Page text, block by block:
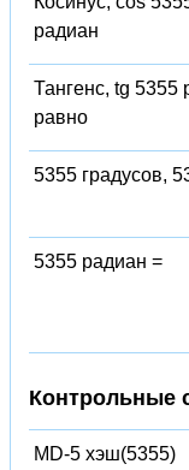
радиан
Тангенс, tg 5355
равно
5355 градусов,
5355 радиан =
Контрольные
MD-5 хэш(5355)